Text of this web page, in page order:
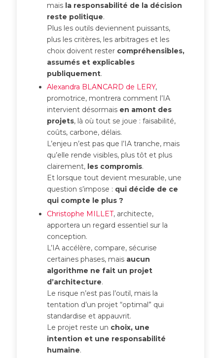
mais la responsabilité de la décision
reste politique.
Plus les outils deviennent puissants,
plus les critères, les arbitrages et les
choix doivent rester compréhensibles,
assumés et explicables
publiquement.
Alexandra BLANCARD de LERY,
promotrice, montrera comment l’IA
intervient désormais en amont des
projets, là où tout se joue : faisabilité,
coûts, carbone, délais.
L’enjeu n’est pas que l’IA tranche, mais
qu’elle rende visibles, plus tôt et plus
clairement, les compromis.
Et lorsque tout devient mesurable, une
question s’impose : qui décide de ce
qui compte le plus ?
Christophe MILLET, architecte,
apportera un regard essentiel sur la
conception.
L’IA accélère, compare, sécurise
certaines phases, mais aucun
algorithme ne fait un projet
d’architecture.
Le risque n’est pas l’outil, mais la
tentation d’un projet “optimal” qui
standardise et appauvrit.
Le projet reste un choix, une
intention et une responsabilité
humaine.